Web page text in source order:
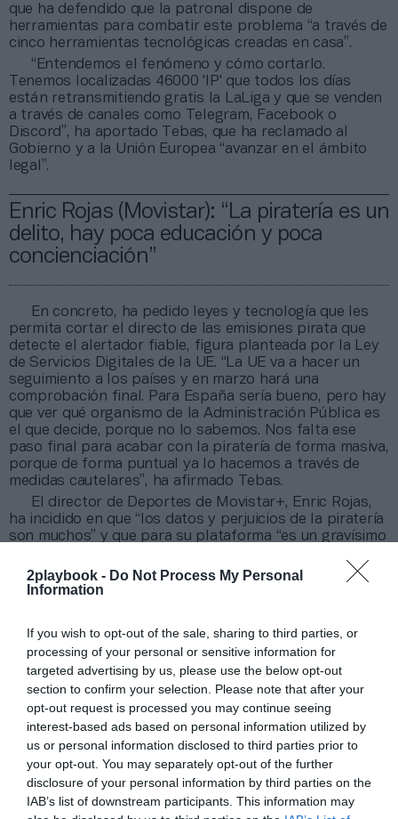
2playbook - Do Not Process My Personal
Information
If you wish to opt-out of the sale, sharing to third parties, or
processing of your personal or sensitive information for
targeted advertising by us, please use the below opt-out
section to confirm your selection. Please note that after your
opt-out request is processed you may continue seeing
interest-based ads based on personal information utilized by
us or personal information disclosed to third parties prior to
your opt-out. You may separately opt-out of the further
disclosure of your personal information by third parties on the
IAB’s list of downstream participants. This information may
que ha defendido que la patronal dispone de
herramientas para combatir este problema “a través de
cinco herramientas tecnológicas creadas en casa”.
“Entendemos el fenómeno y cómo cortarlo.
Tenemos localizadas 46000 'IP' que todos los días
están retransmitiendo gratis la LaLiga y que se venden
a través de canales como Telegram, Facebook o
Discord”, ha aportado Tebas, que ha reclamado al
Gobierno y a la Unión Europea “avanzar en el ámbito
legal”.
Enric Rojas (Movistar): “La piratería es un
delito, hay poca educación y poca
concienciación”
En concreto, ha pedido leyes y tecnología que les
permita cortar el directo de las emisiones pirata que
detecte el alertador fiable, figura planteada por la Ley
de Servicios Digitales de la UE. “La UE va a hacer un
seguimiento a los países y en marzo hará una
comprobación final. Para España sería bueno, pero hay
que ver qué organismo de la Administración Pública es
el que decide, porque no lo sabemos. Nos falta ese
paso final para acabar con la piratería de forma masiva,
porque de forma puntual ya lo hacemos a través de
medidas cautelares”, ha afirmado Tebas.
El director de Deportes de Movistar+, Enric Rojas,
ha incidido en que “los datos y perjuicios de la piratería
son muchos” y que para su plataforma “es un gravísimo
consiguiendo hacer cada día el contenido lo más
atractivo posible, para que crezca y se vea más, pero
son para LaLiga, la ACB, la Euroliga o la RFEF y los que
nos dedicamos a entretener con el deporte.La
piratería es un delito, hay poca educación y poca
concienciación”, ha añadido.
Las emisiones ilegales le han restado 2.400
millones al fútbol en la última década​​​​​​​,según los
datos analizados por 2Playbook Intelligence, la unidad
de datos e inteligencia de mercado de 2Playbook, a
partir de los informes anuales de La Coalición de
Creadores e Industrias de Contenidos, que agrupa a la
industria de contenidos digitales en España.